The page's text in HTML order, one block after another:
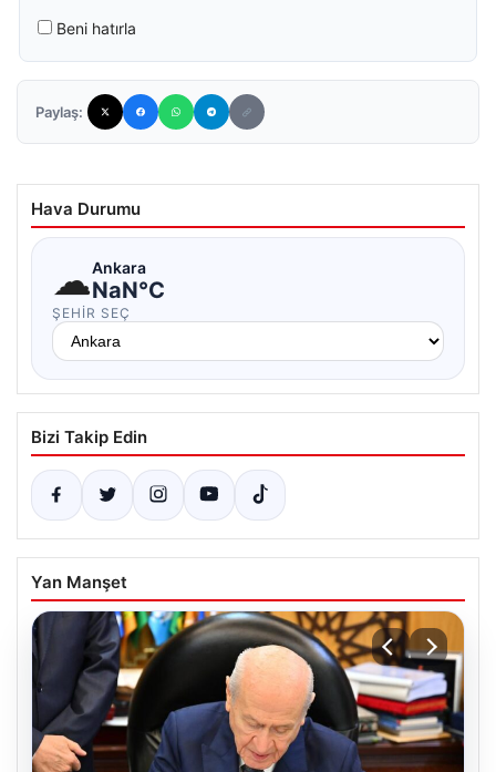
Beni hatırla
Paylaş:
Hava Durumu
☁Ankara
NaN°C
ŞEHIR SEÇ
Bizi Takip Edin
Yan Manşet